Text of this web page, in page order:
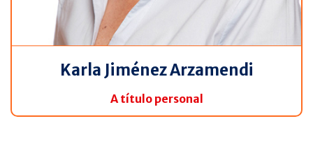
Karla Jiménez Arzamendi
A título personal